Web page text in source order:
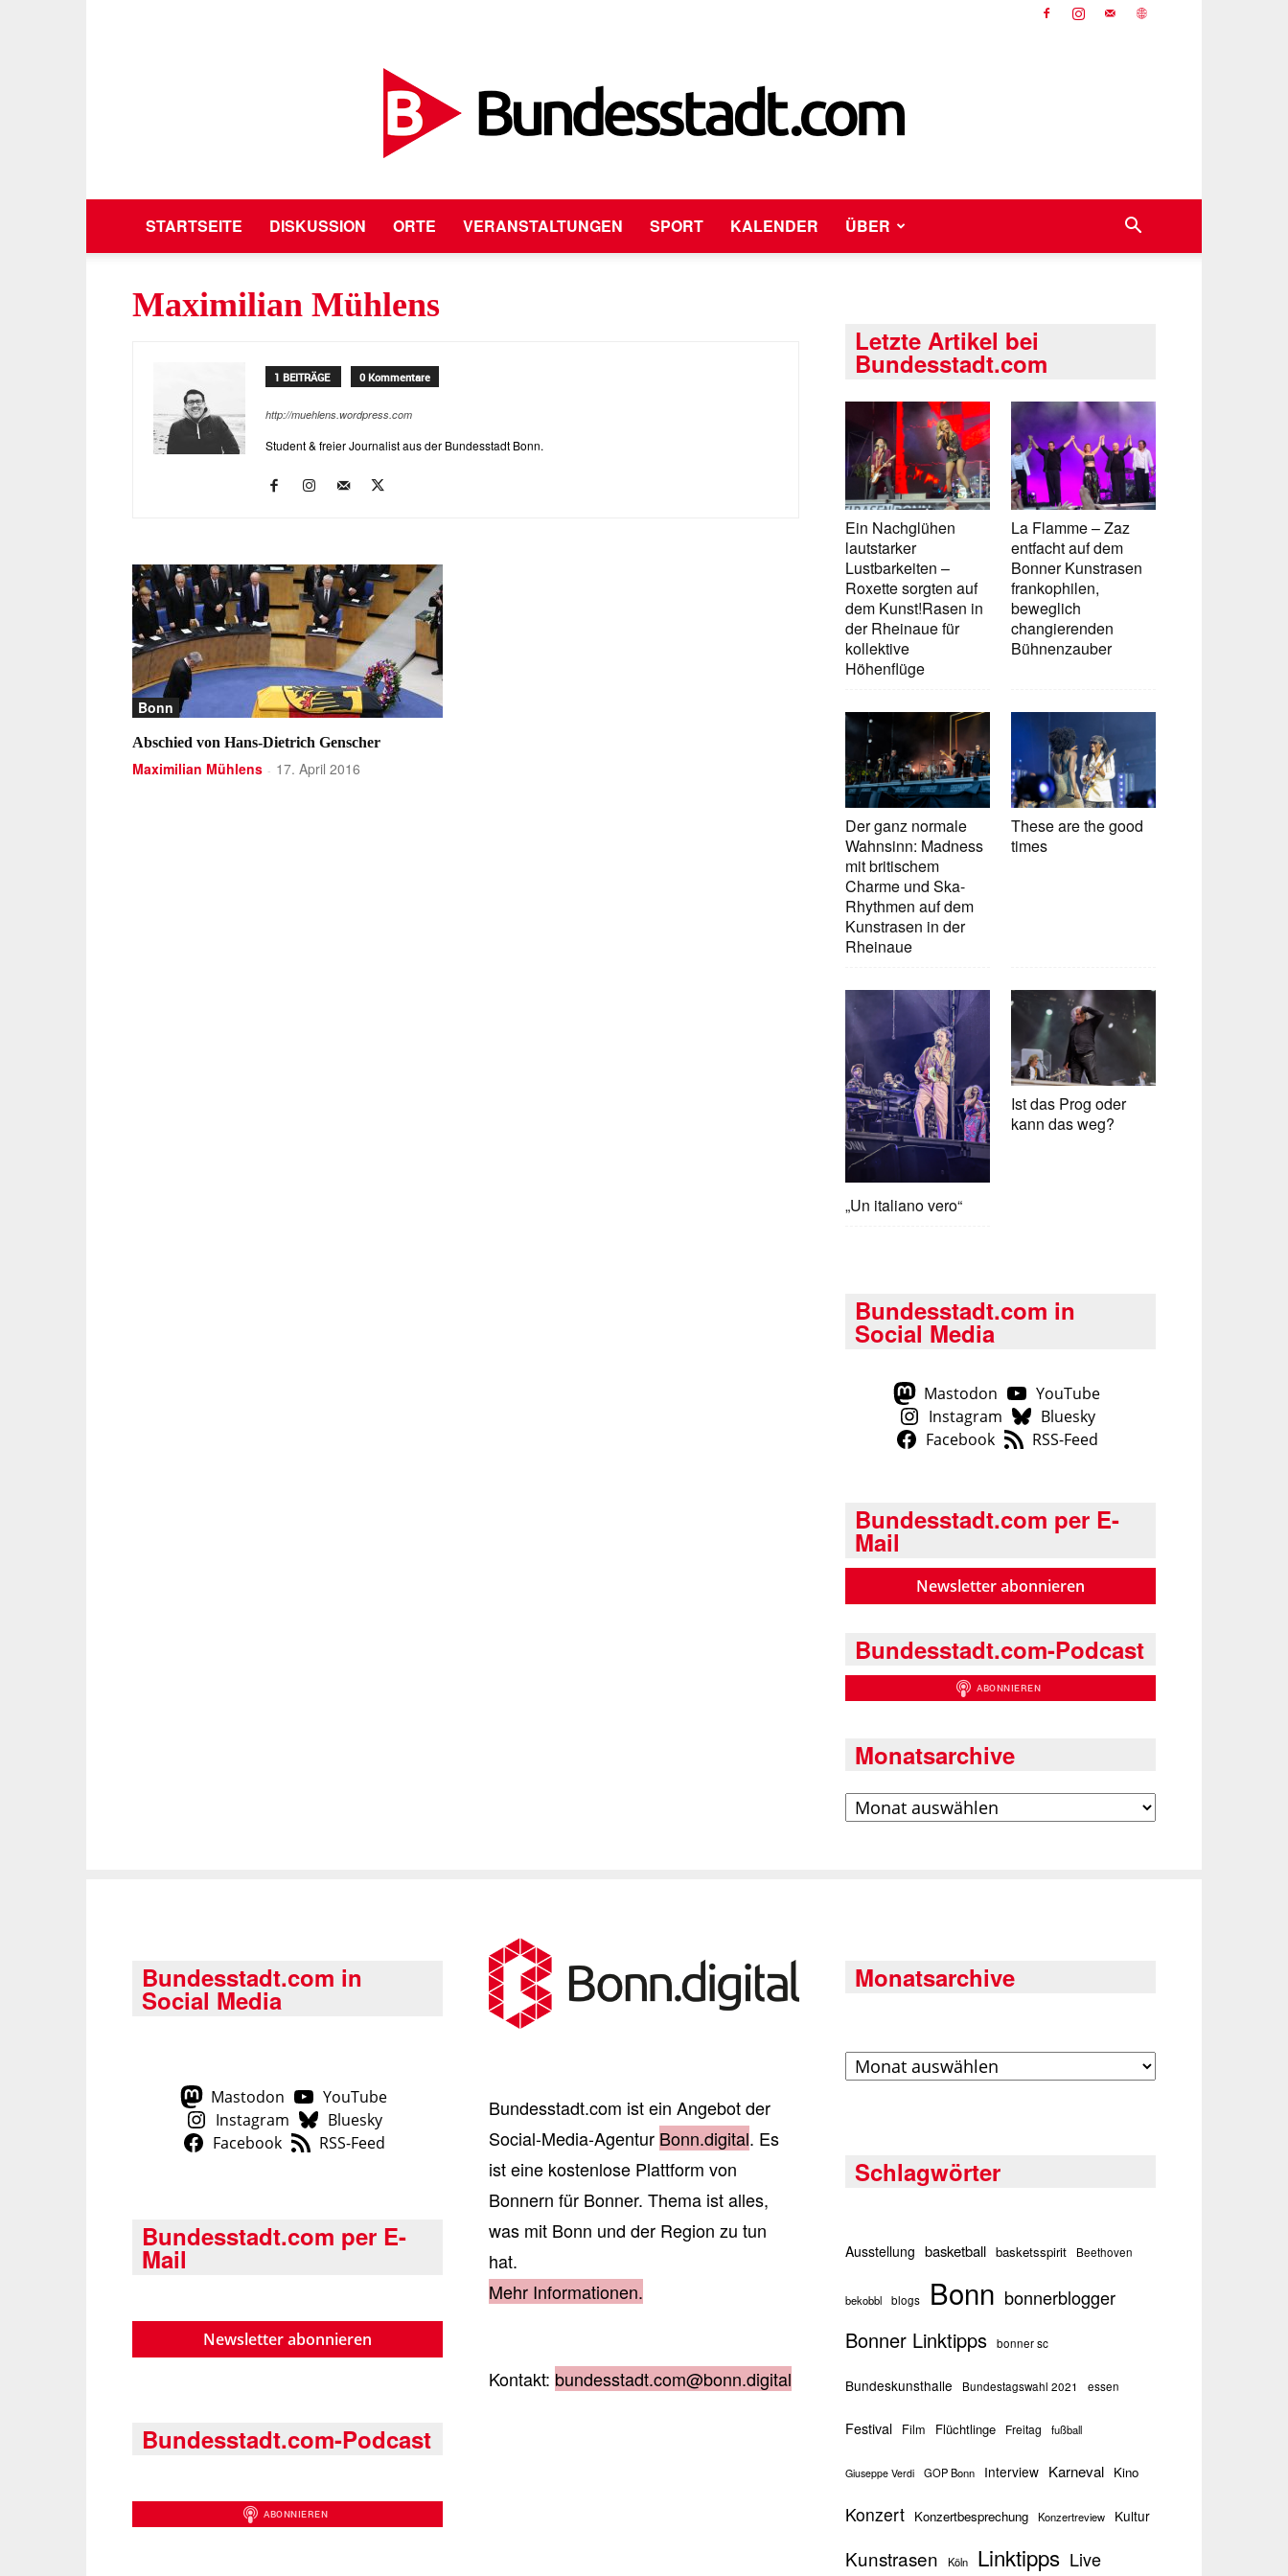
Bundesstadt.com
STARTSEITE DISKUSSION ORTE VERANSTALTUNGEN SPORT KALENDER ÜBER
Maximilian Mühlens
1 BEITRÄGE 0 Kommentare
http://muehlens.wordpress.com
Student & freier Journalist aus der Bundesstadt Bonn.
Bonn
Abschied von Hans-Dietrich Genscher
Maximilian Mühlens - 17. April 2016
Letzte Artikel bei
Bundesstadt.com
Ein Nachglühen
lautstarker
Lustbarkeiten –
Roxette sorgten auf
dem Kunst!Rasen in
der Rheinaue für
kollektive
Höhenflüge
La Flamme – Zaz
entfacht auf dem
Bonner Kunstrasen
frankophilen,
beweglich
changierenden
Bühnenzauber
Der ganz normale
Wahnsinn: Madness
mit britischem
Charme und Ska-
Rhythmen auf dem
Kunstrasen in der
Rheinaue
These are the good
times
„Un italiano vero“
Ist das Prog oder
kann das weg?
Bundesstadt.com in
Social Media
Mastodon
YouTube
Instagram
Bluesky
Facebook
RSS-Feed
Bundesstadt.com per E-
Mail
Newsletter abonnieren
Bundesstadt.com-Podcast
Monatsarchive
Archiv
Bundesstadt.com in
Social Media
Mastodon
YouTube
Instagram
Bluesky
Facebook
RSS-Feed
Bundesstadt.com per E-
Mail
Newsletter abonnieren
Bundesstadt.com-Podcast
Bundesstadt.com ist ein Angebot der
Social-Media-Agentur Bonn.digital. Es
ist eine kostenlose Plattform von
Bonnern für Bonner. Thema ist alles,
was mit Bonn und der Region zu tun
hat.
Mehr Informationen.
Kontakt: bundesstadt.com@bonn.digital
Monatsarchive
Archiv
Schlagwörter
Ausstellung basketball basketsspirit Beethoven
bekobbl blogs Bonn bonnerblogger
Bonner Linktipps bonner sc
Bundeskunsthalle Bundestagswahl 2021 essen
Festival Film Flüchtlinge Freitag fußball
Giuseppe Verdi GOP Bonn Interview Karneval Kino
Konzert Konzertbesprechung Konzertreview Kultur
Kunstrasen Köln Linktipps Live